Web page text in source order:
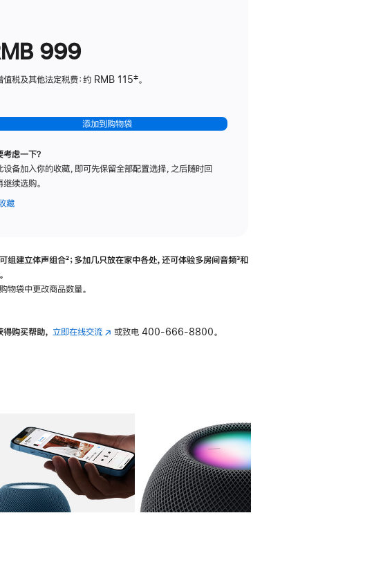
999
值税及其他法定税费：约 RMB 115‡。
添加到购物袋
考虑一下？
设备加入你的收藏，即可先保留全部配置选择，之后随时回
继续选购。
藏
组建立体声组合脚
²；多加几只放在家中各处，还可体验多‍房‍间音频脚
³和
物袋中更改商品数量。
得购买帮助， 立即在线交流(在 或致电 400-666-8800。
图库 图像 4 图库 图像 5